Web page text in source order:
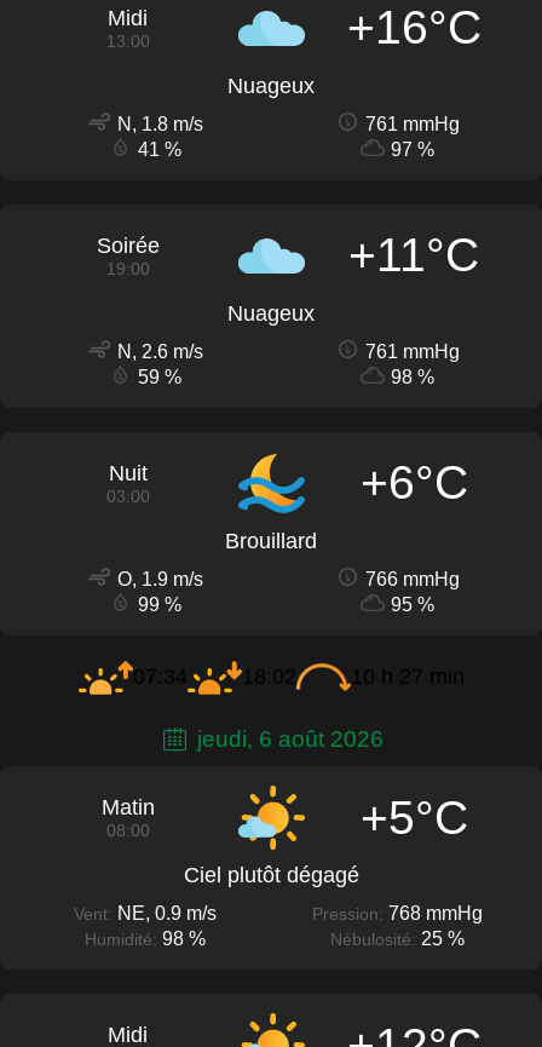
Midi
13:00 +16°C
Nuageux
N, 1.8 m/s
761 mmHg
41 %
97 %
Soirée
19:00 +11°C
Nuageux
N, 2.6 m/s
761 mmHg
59 %
98 %
Nuit
03:00 +6°C
Brouillard
O, 1.9 m/s
766 mmHg
99 %
95 %
07:34 18:02 10 h 27 min
jeudi, 6 août 2026
Matin
08:00 +5°C
Ciel plutôt dégagé
Vent: NE, 0.9 m/s Pression: 768 mmHg
Humidité: 98 % Nébulosité: 25 %
Midi